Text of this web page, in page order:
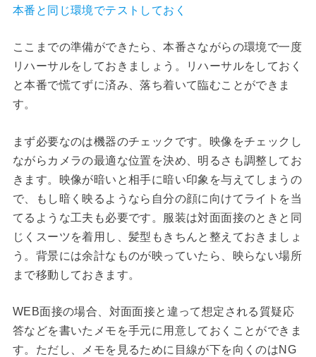
本番と同じ環境でテストしておく
ここまでの準備ができたら、本番さながらの環境で一度
リハーサルをしておきましょう。リハーサルをしておく
と本番で慌てずに済み、落ち着いて臨むことができま
す。
まず必要なのは機器のチェックです。映像をチェックし
ながらカメラの最適な位置を決め、明るさも調整してお
きます。映像が暗いと相手に暗い印象を与えてしまうの
で、もし暗く映るようなら自分の顔に向けてライトを当
てるような工夫も必要です。服装は対面面接のときと同
じくスーツを着用し、髪型もきちんと整えておきましょ
う。背景には余計なものが映っていたら、映らない場所
まで移動しておきます。
WEB面接の場合、対面面接と違って想定される質疑応
答などを書いたメモを手元に用意しておくことができま
す。ただし、メモを見るために目線が下を向くのはNG